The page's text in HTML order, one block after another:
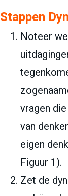
Stappen
Noteer
vragen
van
eigen
Figuur 1).
Zet de